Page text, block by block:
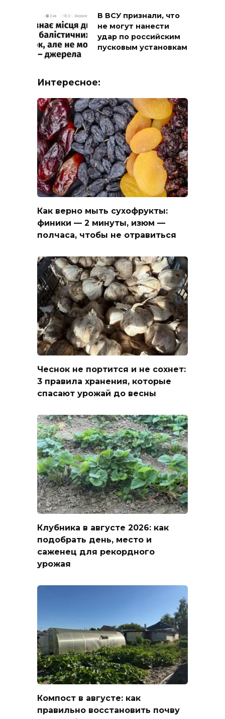
В ВСУ признали, что
не могут нанести
удар по российским
пусковым установкам
Интересное:
Как верно мыть сухофрукты:
финики — 2 минуты, изюм —
полчаса, чтобы не отравиться
Чеснок не портится и не сохнет:
3 правила хранения, которые
спасают урожай до весны
Клубника в августе 2026: как
подобрать день, место и
саженец для рекордного
урожая
Компост в августе: как
правильно восстановить почву